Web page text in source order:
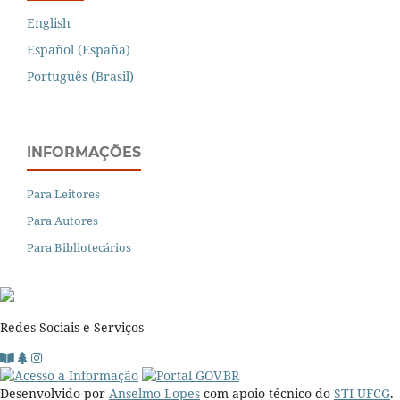
English
Español (España)
Português (Brasil)
INFORMAÇÕES
Para Leitores
Para Autores
Para Bibliotecários
Redes Sociais e Serviços
Desenvolvido por Anselmo Lopes com apoio técnico do STI UFCG.